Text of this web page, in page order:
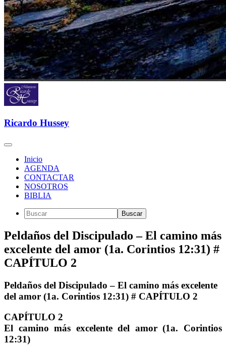
Ricardo Hussey
Inicio
AGENDA
CONTACTAR
NOSOTROS
BIBLIA
Peldaños del Discipulado – El camino más
excelente del amor (1a. Corintios 12:31) #
CAPÍTULO 2
Peldaños del Discipulado – El camino más excelente
del amor (1a. Corintios 12:31) # CAPÍTULO 2
CAPÍTULO 2
El camino más excelente del amor (1a. Corintios
12:31)